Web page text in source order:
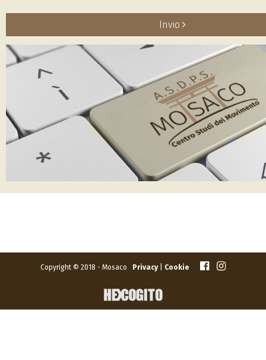
Invio
Copyright © 2018 - Mosaco Privacy| Cookie